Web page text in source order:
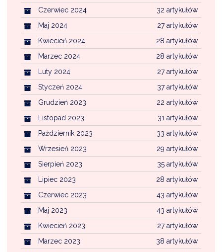
32 artykułów
Czerwiec 2024
27 artykułów
Maj 2024
28 artykułów
Kwiecień 2024
28 artykułów
Marzec 2024
27 artykułów
Luty 2024
37 artykułów
Styczeń 2024
22 artykułów
Grudzień 2023
31 artykułów
Listopad 2023
33 artykułów
Październik 2023
29 artykułów
Wrzesień 2023
35 artykułów
Sierpień 2023
28 artykułów
Lipiec 2023
43 artykułów
Czerwiec 2023
43 artykułów
Maj 2023
27 artykułów
Kwiecień 2023
38 artykułów
Marzec 2023